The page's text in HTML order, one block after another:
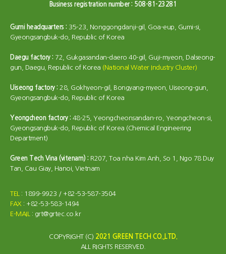
Business registration number : 508-81-23281
Gumi headquarters : 35-23, Nonggongdanji-gil, Goa-eup, Gumi-si,
Gyeongsangbuk-do, Republic of Korea
Daegu factory : 72, Gukgasandan-daero 40-gil, Guji-myeon, Dalseong-
gun, Daegu, Republic of Korea (National Water Industry Cluster)
Uiseong factory : 28, Gokhyeon-gil, Bongyang-myeon, Uiseong-gun,
Gyeongsangbuk-do, Republic of Korea
Yeongcheon factory : 48-25, Yeongcheonsandan-ro, Yeongcheon-si,
Gyeongsangbuk-do, Republic of Korea (Chemical Engineering
Department)
Green Tech Vina (vitenam) : R207, Toa nha Kim Anh, So 1, Ngo 78 Duy
Tan, Cau Giay, Hanoi, Vietnam
TEL
: 1899-9923 / +82-53-587-3504
FAX : +82-53-583-1494
E-MAIL
: grt@grtec.co.kr
COPYRIGHT (C) 2021 GREEN TECH CO.,LTD.
ALL RIGHTS RESERVED.